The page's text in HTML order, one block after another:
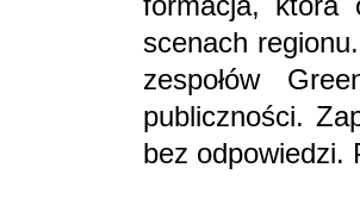
scenach
zespołów
publiczności.
bez odpowiedzi.